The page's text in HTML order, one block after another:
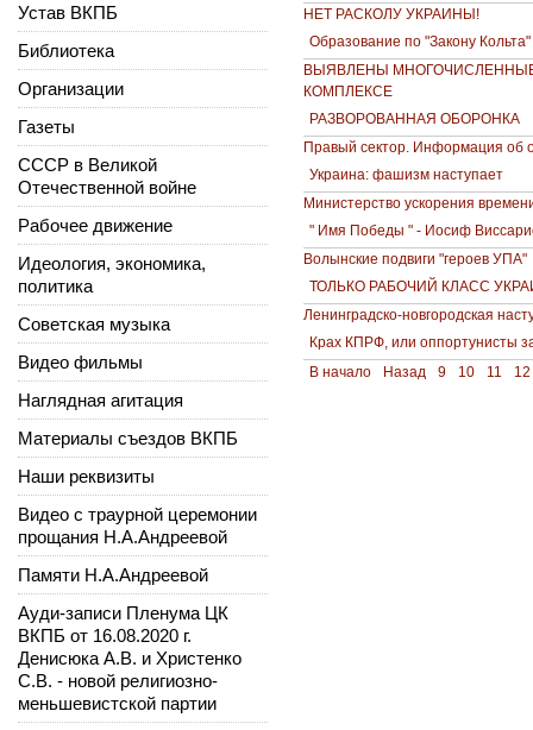
НЕТ РАСКОЛУ УКРАИНЫ!
Образование по "Закону Кольта"
ВЫЯВЛЕНЫ
КОМПЛЕКСЕ
РАЗВОРОВАННАЯ ОБОРОНКА
Правый сектор. Информация об
Украина: фашизм наступает
Министерство ускорения
" Имя Победы " - Иосиф
Волынские подвиги "героев УПА"
ТОЛЬКО РАБОЧИЙ КЛАСС
Ленинградско-новгородская
Крах КПРФ, или оппортунисты
В начало
Назад 9 10 11 12
Устав ВКПБ
Библиотека
Организации
Газеты
СССР в Великой
Отечественной войне
Рабочее движение
Идеология, экономика,
политика
Советская музыка
Видео фильмы
Наглядная агитация
Материалы съездов ВКПБ
Наши реквизиты
Видео с траурной церемонии
прощания Н.А.Андреевой
Памяти Н.А.Андреевой
Ауди-записи Пленума ЦК
ВКПБ от 16.08.2020 г.
Денисюка А.В. и Христенко
С.В. - новой религиозно-
меньшевистской партии